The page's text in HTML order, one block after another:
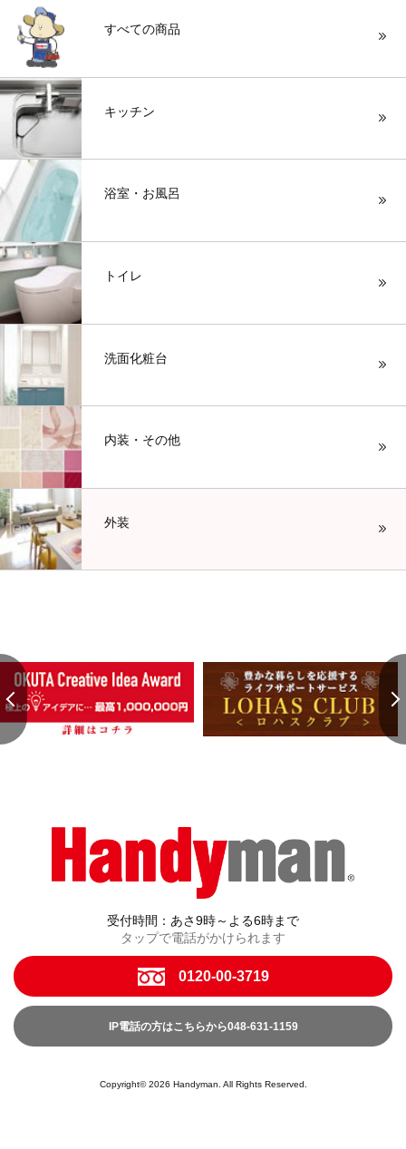
すべての商品
キッチン
浴室・お風呂
トイレ
洗面化粧台
内装・その他
外装
受付時間：あさ9時～よる6時まで
タップで電話がかけられます
0120-00-3719
IP電話の方はこちらから048-631-1159
Copyright© 2026 Handyman. All Rights Reserved.